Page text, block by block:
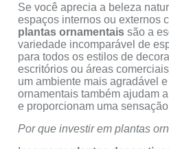
Se você aprecia a beleza
espaços internos ou externos
plantas ornamentais são a
variedade incomparável de
para todos os estilos de
escritórios ou áreas
um ambiente mais agradável
ornamentais também ajudam
e proporcionam uma
Por que investir em plantas